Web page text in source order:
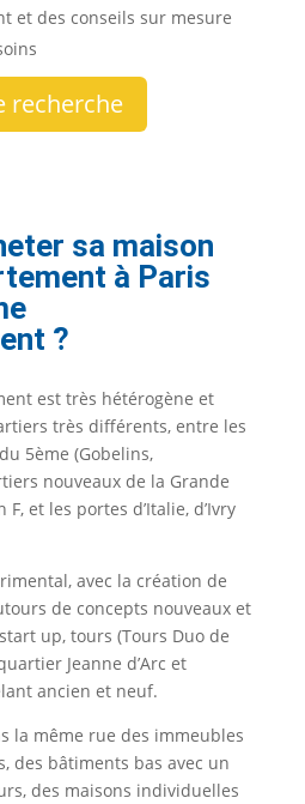
et des conseils sur mesure
recherche
sa maison
à Paris
?
est très hétérogène et
très différents, entre les
5ème (Gobelins,
nouveaux de la Grande
et les portes d’Italie, d’Ivry
avec la création de
de concepts nouveaux et
up, tours (Tours Duo de
Jeanne d’Arc et
ancien et neuf.
la même rue des immeubles
des bâtiments bas avec un
des maisons individuelles